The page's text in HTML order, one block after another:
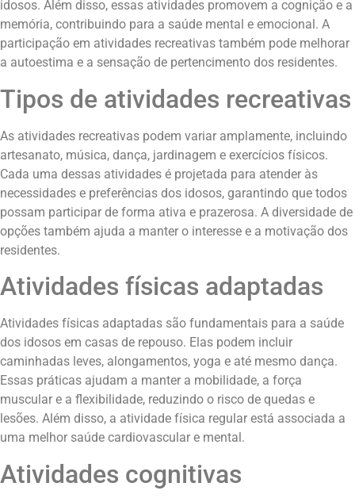
idosos. Além disso, essas atividades promovem a cognição e a
memória, contribuindo para a saúde mental e emocional. A
participação em atividades recreativas também pode melhorar
a autoestima e a sensação de pertencimento dos residentes.
Tipos de atividades recreativas
As atividades recreativas podem variar amplamente, incluindo
artesanato, música, dança, jardinagem e exercícios físicos.
Cada uma dessas atividades é projetada para atender às
necessidades e preferências dos idosos, garantindo que todos
possam participar de forma ativa e prazerosa. A diversidade de
opções também ajuda a manter o interesse e a motivação dos
residentes.
Atividades físicas adaptadas
Atividades físicas adaptadas são fundamentais para a saúde
dos idosos em casas de repouso. Elas podem incluir
caminhadas leves, alongamentos, yoga e até mesmo dança.
Essas práticas ajudam a manter a mobilidade, a força
muscular e a flexibilidade, reduzindo o risco de quedas e
lesões. Além disso, a atividade física regular está associada a
uma melhor saúde cardiovascular e mental.
Atividades cognitivas